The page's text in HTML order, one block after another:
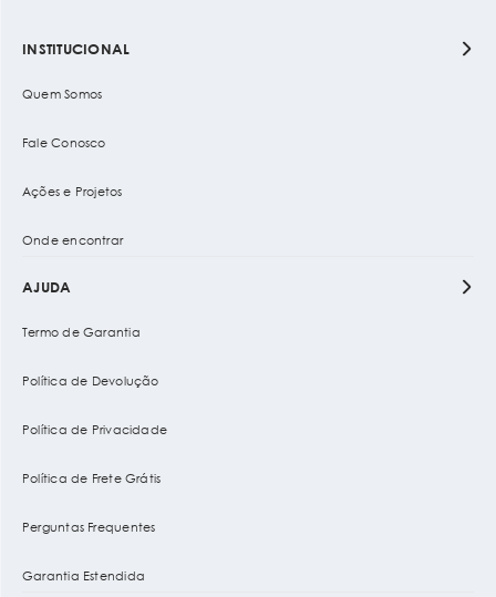
INSTITUCIONAL
Quem Somos
Fale Conosco
Ações e Projetos
Onde encontrar
AJUDA
Termo de Garantia
Política de Devolução
Política de Privacidade
Política de Frete Grátis
Perguntas Frequentes
Garantia Estendida